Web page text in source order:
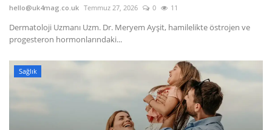
hello@uk4mag.co.uk Temmuz 27, 2026 0 11
Dermatoloji Uzmanı Uzm. Dr. Meryem Ayşit, hamilelikte östrojen ve
progesteron hormonlarındaki...
Sağlık